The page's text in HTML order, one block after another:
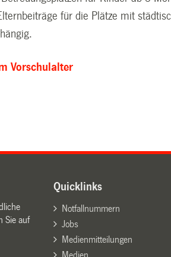
für die Plätze mit
Vorschulalter
Sie auf
Quicklinks
Notfallnummern
Jobs
Medienmitteilungen
Medien